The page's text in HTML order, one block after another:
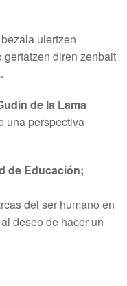
ulertzen
diren zenbait
de la Lama
una perspectiva
de Educación;
del ser humano en
deseo de hacer un